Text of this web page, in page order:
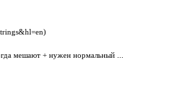
мешают + нужен нормальный ...